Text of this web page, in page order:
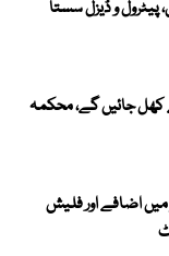
و ڈیزل سستا
کھل جائیں گے، محکمہ
میں اضافے اور فلیش